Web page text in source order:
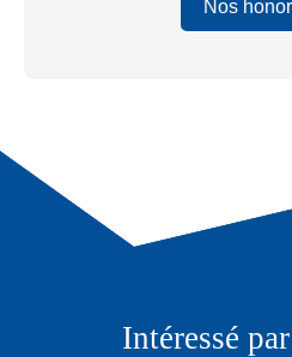
Nos
Intéressé